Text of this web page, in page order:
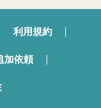
利用規約
加依頼